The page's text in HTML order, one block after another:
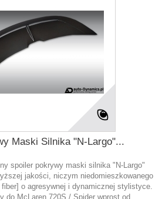
Maski Silnika "N-Largo"...
spoiler pokrywy maski silnika "N-Largo"
jakości, niczym niedomieszkowanego
fiber] o agresywnej i dynamicznej stylistyce.
do McLaren 720S / Spider wprost od